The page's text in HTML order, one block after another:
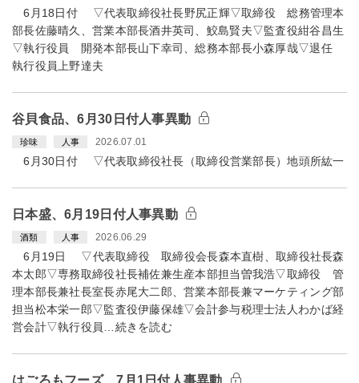
6月18日付 ▽代表取締役社長野尻正輝▽取締役 総務管理本
部長佐藤晴久、営業本部長酒井英司、鮫島賢夫▽監査役紺谷昌生
▽執行役員 開発本部長山下幸司、総務本部長小森厚哉▽退任
執行役員上野達夫
谷貝食品、6月30日付人事異動
珍味 人事 2026.07.01
6月30日付 ▽代表取締役社長（取締役営業部長）地頭所紘一
日本盛、6月19日付人事異動
酒類 人事 2026.06.29
6月19日 ▽代表取締役 取締役会長森本直樹、取締役社長森
本太郎▽専務取締役社長補佐兼生産本部担当曽我浩▽取締役 管
理本部長兼社長室長赤尾大二郎、営業本部長兼マーケティング部
担当松本栄一郎▽監査役伊藤保雄▽会計参与税理士法人わかば経
営会計▽執行役員…続きを読む
はごろもフーズ、7月1日付人事異動